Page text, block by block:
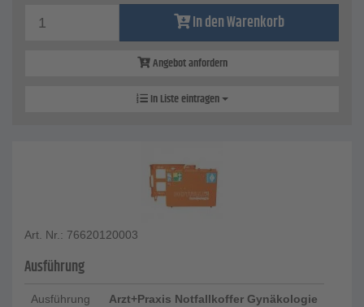
In den Warenkorb
Angebot anfordern
In Liste eintragen
Art. Nr.: 76620120003
Ausführung
Ausführung Arzt+Praxis Notfallkoffer Gynäkologie